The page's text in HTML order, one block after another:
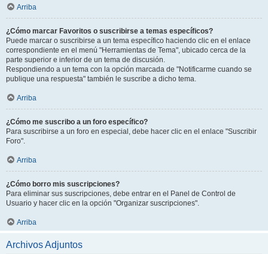
Arriba
¿Cómo marcar Favoritos o suscribirse a temas específicos?
Puede marcar o suscribirse a un tema específico haciendo clic en el enlace
correspondiente en el menú "Herramientas de Tema", ubicado cerca de la
parte superior e inferior de un tema de discusión.
Respondiendo a un tema con la opción marcada de "Notificarme cuando se
publique una respuesta" también le suscribe a dicho tema.
Arriba
¿Cómo me suscribo a un foro específico?
Para suscribirse a un foro en especial, debe hacer clic en el enlace "Suscribir
Foro".
Arriba
¿Cómo borro mis suscripciones?
Para eliminar sus suscripciones, debe entrar en el Panel de Control de
Usuario y hacer clic en la opción "Organizar suscripciones".
Arriba
Archivos Adjuntos